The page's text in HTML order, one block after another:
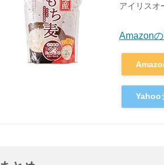
アイリスオ
Amazon
Yahoo